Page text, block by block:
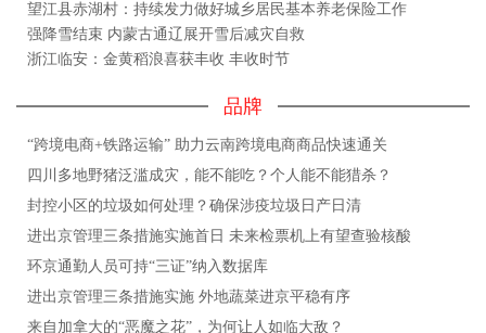
望江县赤湖村：持续发力做好城乡居民基本养老保险工作
强降雪结束 内蒙古通辽展开雪后减灾自救
浙江临安：金黄稻浪喜获丰收 丰收时节
品牌
“跨境电商+铁路运输” 助力云南跨境电商商品快速通关
四川多地野猪泛滥成灾，能不能吃？个人能不能猎杀？
封控小区的垃圾如何处理？确保涉疫垃圾日产日清
进出京管理三条措施实施首日 未来检票机上有望查验核酸
环京通勤人员可持“三证”纳入数据库
进出京管理三条措施实施 外地蔬菜进京平稳有序
来自加拿大的“恶魔之花”，为何让人如临大敌？